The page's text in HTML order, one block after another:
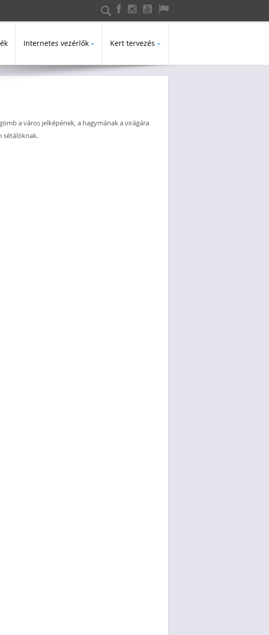
űrlap
Internetes vezérlők Kert tervezés
a város jelképének, a hagymának a virágára
sétálóknak.